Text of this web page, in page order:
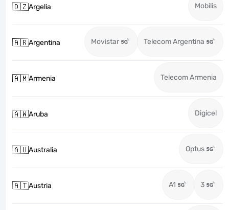
🇩🇿Argelia Mobilis
🇦🇷Argentina Movistar Telecom Argentina
🇦🇲Armenia Telecom Armenia
🇦🇼Aruba Digicel
🇦🇺Australia Optus
🇦🇹Austria A1 3